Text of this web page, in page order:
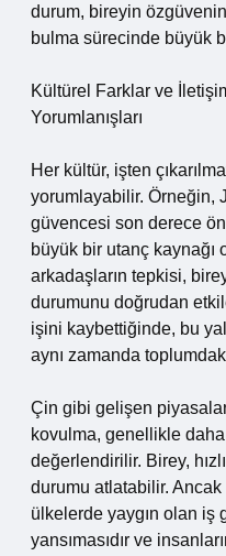
durum, bireyin
bulma sürecinde büyük
Kültürel Farklar ve
Yorumlanışları
Her kültür, işten
yorumlayabilir. Örneğin,
güvencesi son derece
büyük bir utanç kaynağı
arkadaşların tepkisi,
durumunu doğrudan
işini kaybettiğinde, bu
aynı zamanda
Çin gibi gelişen
kovulma, genellikle daha
değerlendirilir. Birey,
durumu atlatabilir.
ülkelerde yaygın olan iş
yansımasıdır ve